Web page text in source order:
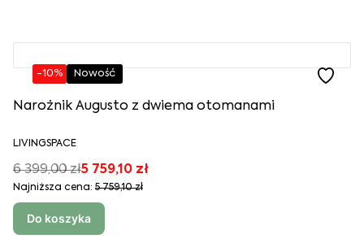
-10% Nowość
Narożnik Augusto z dwiema otomanami
LIVINGSPACE
6 399,00 zł5 759,10 zł
Najniższa cena: 5 759,10 zł
Do koszyka